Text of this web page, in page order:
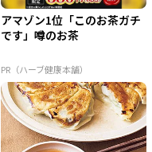
アマゾン1位「このお茶ガチ
です」噂のお茶
PR（ハーブ健康本舗）